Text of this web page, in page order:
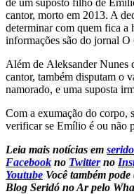
cantor, morto em 2013. A
determinar com quem fica a
informações são do jornal O
Além de Aleksander Nunes
cantor, também disputam o
namorado, e uma suposta
Com a exumação do corpo,
verificar se Emílio é ou não
Leia mais notícias em
Facebook no Twitterno
Youtube Você também
Blog Seridó no Ar pelo